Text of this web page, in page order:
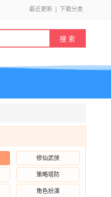
最近更新 下载分类
修仙武侠
策略塔防
角色扮演